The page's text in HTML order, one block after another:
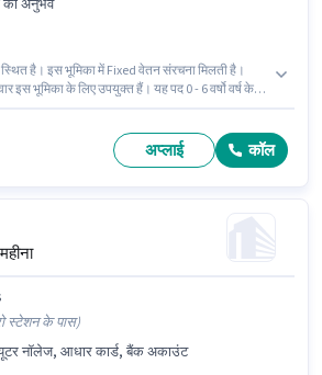
का अनुभव
स्थित है। इस भूमिका में Fixed वेतन संरचना मिलती है।
इस भूमिका के लिए उपयुक्त हैं। यह पद 0 - 6 वर्षो वर्ष के
Carpenter पद के लिए सक्रिय रूप से हायर कर रहा है।
अप्लाई कॉल
स्टेशन के पास)
नॉलेज, आधार कार्ड, बैंक अकाउंट